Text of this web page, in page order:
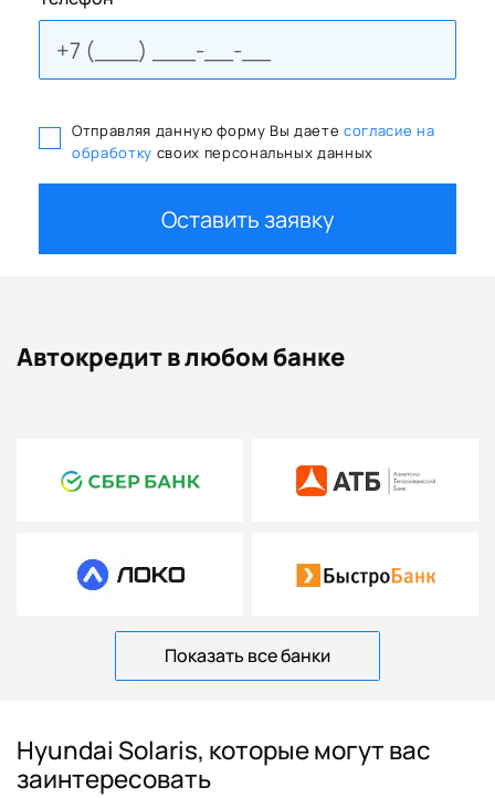
Отправляя данную форму Вы даете согласие на
обработку своих персональных данных
Оставить заявку
Автокредит в любом банке
Показать все банки
Hyundai Solaris, которые могут вас
заинтересовать